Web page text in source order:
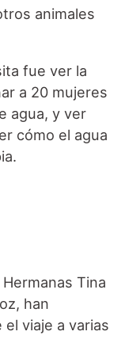
animales
fue ver la
a 20 mujeres
agua, y ver
cómo el agua
Tina
han
viaje a varias